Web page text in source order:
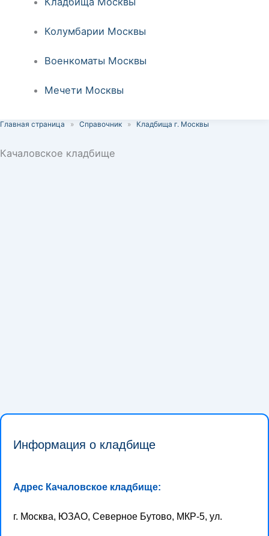
Колумбарии Москвы
Военкоматы Москвы
Мечети Москвы
Главная страница » Справочник » Кладбища г. Москвы
Качаловское кладбище
Информация о кладбище
Адрес Качаловское кладбище:
г. Москва, ЮЗАО, Северное Бутово, МКР-5, ул.